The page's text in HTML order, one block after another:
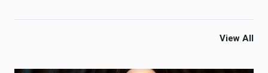
View All